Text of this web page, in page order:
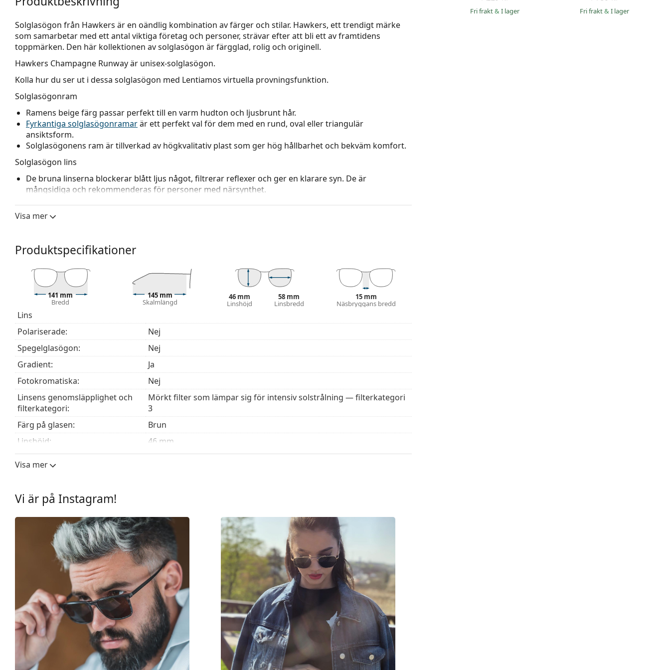
Fri frakt& I lager Fri frakt& I lager
Solglasögon från Hawkers är en oändlig kombination av färger och stilar. Hawkers, ett trendigt märke
som samarbetar med ett antal viktiga företag och personer, strävar efter att bli ett av framtidens
toppmärken. Den här kollektionen av solglasögon är färgglad, rolig och originell.
Hawkers Champagne Runwayär unisex-solglasögon.
Kolla hur du ser ut i dessa solglasögon med Lentiamos virtuella provningsfunktion.
Solglasögonram
Ramens beige färg passar perfekt till en varm hudton och ljusbrunt hår.
Fyrkantiga solglasögonramarär ett perfekt val för dem med en rund, oval eller triangulär
ansiktsform.
Solglasögonens ram är tillverkad av högkvalitativ plast som ger hög hållbarhet och bekväm komfort.
Solglasögon lins
De bruna linserna blockerar blått ljus något, filtrerar reflexer och ger en klarare syn. De är
mångsidiga och rekommenderas för personer med närsynthet.
tillräcklig synlighet. Denna linsbehandling ger bättre orientering i rummet och är idealisk för till
minskar bländning uppifrån.
Linserna är tillverkade av plast, vars obestridliga fördelar är den låga vikten och sprickbeständig­
heten.
Solglasögonen har UV 400-skydd, vilket ger 100 % skydd mot solljus. Solglasögonens linser har ett
solfilter av kategori 3 (ljusgenomsläpplig­het 8–18 %). De är lämpliga för intensiv solexponering på
stranden eller i staden.
Upptäck hela vårt
Visa mer
Produktspecifikationer
141 mm
Bredd
145 mm
Skalmlängd
46 mm
Linshöjd
58 mm
Linsbredd
15 mm
Näsbryggans bredd
Lins
Polariserade:
Nej
Spegelglasögon:
Nej
Gradient:
Ja
Fotokromatiska:
Nej
Linsens genomsläpplighet och
filterkategori:
Mörkt filter som lämpar sig för intensiv solstrålning — filterkategori
3
Färg på glasen:
Brun
Linshöjd:
46 mm
Linsbredd:
58 mm
UV-filter 400:
Båge
Kvadratisk
Bågfärg:
Beige
Bågmaterial:
Plast
L
Bredd:
141 mm
Skalmlängd:
145 mm
Näsbryggans bredd:
15 mm
Vikt:
125 g
Justerbara näskuddar:
Nej
Visa mer
Vi är på Instagram!